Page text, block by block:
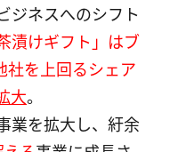
ジネスへのシフト
漬けギフト」はブ
社を上回るシェア
大。
業を拡大し、紆余